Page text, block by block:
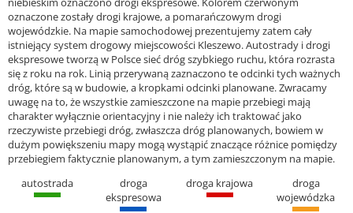
oznaczone zostały drogi krajowe, a pomarańczowym drogi
wojewódzkie. Na mapie samochodowej prezentujemy zatem cały
istniejący system drogowy miejscowości Kleszewo. Autostrady i drogi
ekspresowe tworzą w Polsce sieć dróg szybkiego ruchu, która rozrasta
się z roku na rok. Linią przerywaną zaznaczono te odcinki tych ważnych
dróg, które są w budowie, a kropkami odcinki planowane. Zwracamy
uwagę na to, że wszystkie zamieszczone na mapie przebiegi mają
charakter wyłącznie orientacyjny i nie należy ich traktować jako
rzeczywiste przebiegi dróg, zwłaszcza dróg planowanych, bowiem w
dużym powiększeniu mapy mogą wystąpić znaczące różnice pomiędzy
przebiegiem faktycznie planowanym, a tym zamieszczonym na mapie.
autostrada
droga
ekspresowa
droga krajowa
droga
wojewódzka